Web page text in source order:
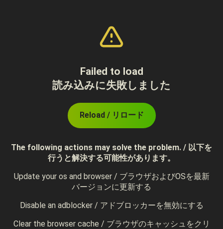
Failed to load
読み込みに失敗しました
Reload / リロード
The following actions may solve the problem. / 以下を
行うと解決する可能性があります。
Update your os and browser / ブラウザおよびOSを最新
バージョンに更新する
Disable an adblocker / アドブロッカーを無効にする
Clear the browser cache / ブラウザのキャッシュをクリ